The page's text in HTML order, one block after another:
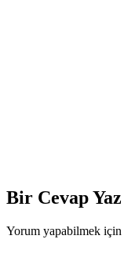
Bir Cevap Yaz
Yorum yapabilmek için